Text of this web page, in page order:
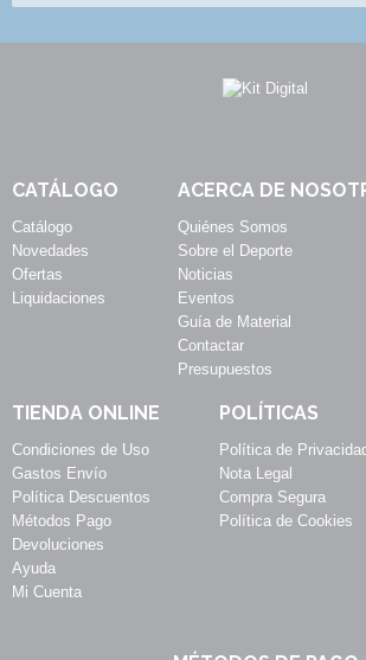
CATÁLOGO
Catálogo
Novedades
Ofertas
Liquidaciones
ACERCA DE
Quiénes Somos
Sobre el Deporte
Noticias
Eventos
Guía de Material
Contactar
Presupuestos
TIENDA ONLINE
Condiciones de Uso
Gastos Envío
Política Descuentos
Métodos Pago
Devoluciones
Ayuda
Mi Cuenta
POLÍTICAS
Política de
Nota Legal
Compra Segura
Política de Cookies